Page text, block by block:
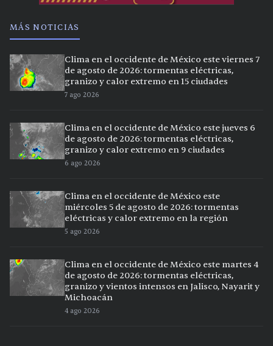
MÁS NOTICIAS
Clima en el occidente de México este viernes 7
de agosto de 2026: tormentas eléctricas,
granizo y calor extremo en 15 ciudades
7 ago 2026
Clima en el occidente de México este jueves 6
de agosto de 2026: tormentas eléctricas,
granizo y calor extremo en 9 ciudades
6 ago 2026
Clima en el occidente de México este
miércoles 5 de agosto de 2026: tormentas
eléctricas y calor extremo en la región
5 ago 2026
Clima en el occidente de México este martes 4
de agosto de 2026: tormentas eléctricas,
granizo y vientos intensos en Jalisco, Nayarit y
Michoacán
4 ago 2026